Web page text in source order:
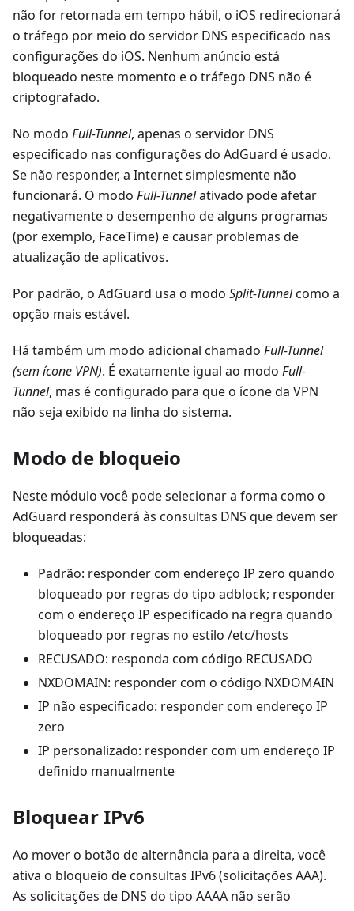
não for retornada em tempo hábil, o iOS redirecionará
o tráfego por meio do servidor DNS especificado nas
configurações do iOS. Nenhum anúncio está
bloqueado neste momento e o tráfego DNS não é
criptografado.
No modo Full-Tunnel, apenas o servidor DNS
especificado nas configurações do AdGuard é usado.
Se não responder, a Internet simplesmente não
funcionará. O modo Full-Tunnelativado pode afetar
negativamente o desempenho de alguns programas
(por exemplo, FaceTime) e causar problemas de
atualização de aplicativos.
Por padrão, o AdGuard usa o modo Split-Tunnelcomo a
opção mais estável.
Há também um modo adicional chamado Full-Tunnel
(sem ícone VPN). É exatamente igual ao modo Full-
Tunnel, mas é configurado para que o ícone da VPN
não seja exibido na linha do sistema.
Modo de bloqueio
Neste módulo você pode selecionar a forma como o
AdGuard responderá às consultas DNS que devem ser
bloqueadas:
Padrão: responder com endereço IP zero quando
bloqueado por regras do tipo adblock; responder
com o endereço IP especificado na regra quando
bloqueado por regras no estilo /etc/hosts
RECUSADO: responda com código RECUSADO
NXDOMAIN: responder com o código NXDOMAIN
IP não especificado: responder com endereço IP
zero
IP personalizado: responder com um endereço IP
definido manualmente
Bloquear IPv6
Ao mover o botão de alternância para a direita, você
ativa o bloqueio de consultas IPv6 (solicitações AAA).
As solicitações de DNS do tipo AAAA não serão